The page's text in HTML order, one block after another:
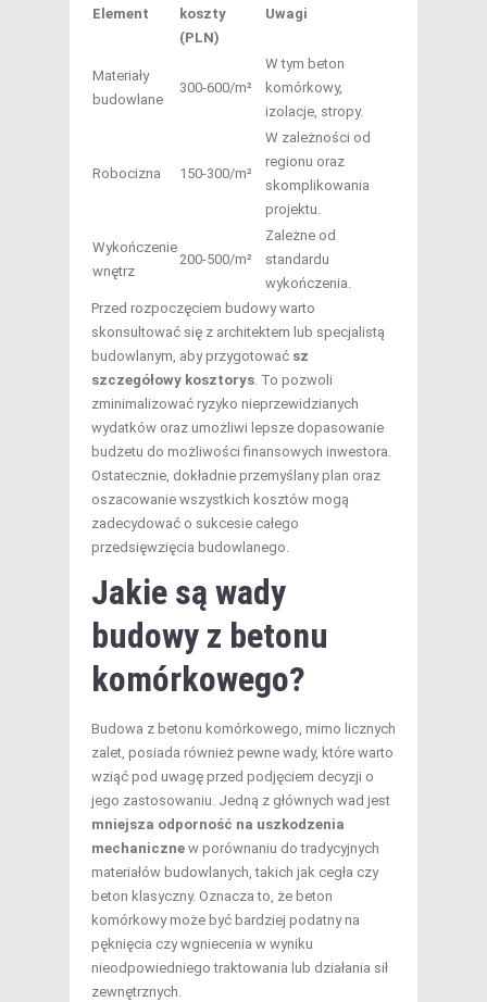
Element
koszty
(PLN)
Uwagi
Materiały
budowlane
300-600/m²
W tym beton
komórkowy,
izolacje, stropy.
Robocizna 150-300/m²
W zależności od
regionu oraz
skomplikowania
projektu.
Wykończenie
wnętrz
200-500/m²
Zależne od
standardu
wykończenia.
Przed rozpoczęciem budowy warto
skonsultować się z architektem lub specjalistą
budowlanym, aby przygotować sz
szczegółowy kosztorys. To pozwoli
zminimalizować ryzyko nieprzewidzianych
wydatków oraz umożliwi lepsze dopasowanie
budżetu do możliwości finansowych inwestora.
Ostatecznie, dokładnie przemyślany plan oraz
oszacowanie wszystkich kosztów mogą
zadecydować o sukcesie całego
przedsięwzięcia budowlanego.
Jakie są wady
budowy z betonu
komórkowego?
Budowa z betonu komórkowego, mimo licznych
zalet, posiada również pewne wady, które warto
wziąć pod uwagę przed podjęciem decyzji o
jego zastosowaniu. Jedną z głównych wad jest
mniejsza odporność na uszkodzenia
mechaniczne w porównaniu do tradycyjnych
materiałów budowlanych, takich jak cegła czy
beton klasyczny. Oznacza to, że beton
komórkowy może być bardziej podatny na
pęknięcia czy wgniecenia w wyniku
nieodpowiedniego traktowania lub działania sił
zewnętrznych.